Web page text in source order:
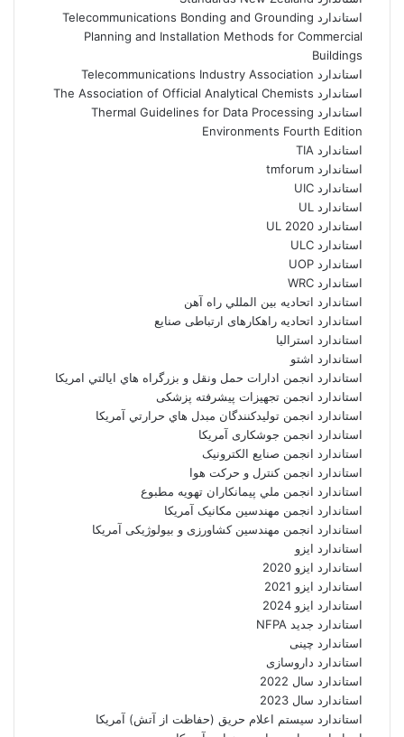
استاندارد Telecommunications Bonding and Grounding
Planning and Installation Methods for Commercial
Buildings
استاندارد Telecommunications Industry Association
استاندارد The Association of Official Analytical Chemists
استاندارد Thermal Guidelines for Data Processing
Environments Fourth Edition
استاندارد TIA
استاندارد tmforum
استاندارد UIC
استاندارد UL
استاندارد UL 2020
استاندارد ULC
استاندارد UOP
استاندارد WRC
استاندارد اتحاديه بين المللي راه آهن
استاندارد اتحادیه راهکارهای ارتباطی صنایع
استاندارد استرالیا
استاندارد اشتو
استاندارد انجمن ادارات حمل ونقل و بزرگراه هاي ايالتي امريکا
استاندارد انجمن تجهیزات پیشرفته پزشکی
استاندارد انجمن توليدکنندگان مبدل هاي حرارتي آمريکا
استاندارد انجمن جوشکاری آمریکا
استاندارد انجمن صنايع الکترونيک
استاندارد انجمن کنترل و حرکت هوا
استاندارد انجمن ملي پيمانکاران تهويه مطبوع
استاندارد انجمن مهندسين مکانيک آمريکا
استاندارد انجمن مهندسین کشاورزی و بیولوژیکی آمریکا
استاندارد ایزو
استاندارد ایزو 2020
استاندارد ایزو 2021
استاندارد ایزو 2024
استاندارد جدید NFPA
استاندارد چینی
استاندارد داروسازی
استاندارد سال 2022
استاندارد سال 2023
استاندارد سیستم اعلام حریق (حفاظت از آتش) آمریکا